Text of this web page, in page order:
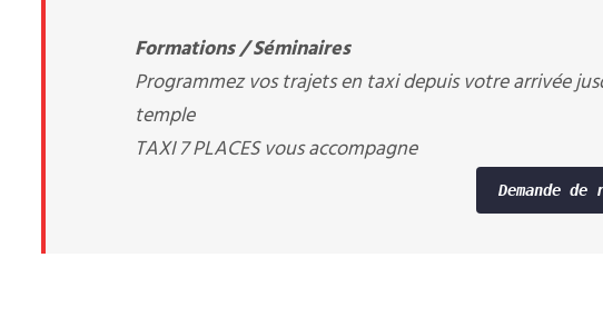
Formations / Séminaires
Programmez vos trajets en taxi depuis votre arrivée
temple
TAXI 7 PLACES vous accompagne
Demande